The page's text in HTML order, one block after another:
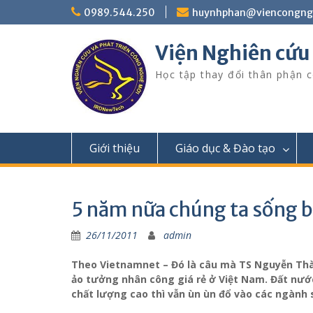
to
0989.544.250
Viện Nghiên
Học tập thay đổi thân phận
Giới thiệu Giáo dục & Đào tạo
5 năm nữa chúng ta sống
26/11/2011 admin
Theo Vietnamnet – Đó là câu mà TS Nguyễn
ảo tưởng nhân công giá rẻ ở Việt Nam. Đất
chất lượng cao thì vẫn ùn ùn đổ vào các ngành